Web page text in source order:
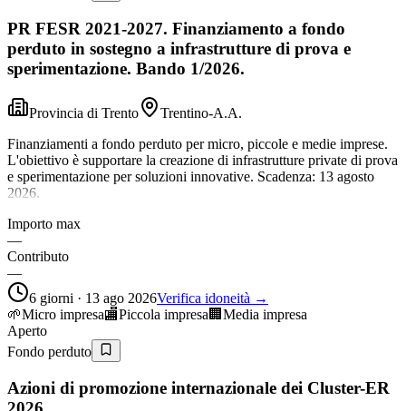
PR FESR 2021-2027. Finanziamento a fondo
perduto in sostegno a infrastrutture di prova e
sperimentazione. Bando 1/2026.
Provincia di Trento
Trentino-A.A.
Finanziamenti a fondo perduto per micro, piccole e medie imprese.
L'obiettivo è supportare la creazione di infrastrutture private di prova
e sperimentazione per soluzioni innovative. Scadenza: 13 agosto
2026.
Importo max
—
Contributo
—
6 giorni · 13 ago 2026Verifica idoneità →
🌱Micro impresa🏬Piccola impresa 🏢 Media impresa
Aperto
Fondo perduto
Azioni di promozione internazionale dei Cluster-ER